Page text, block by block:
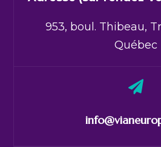
953, boul. Thibeau,
Québec
